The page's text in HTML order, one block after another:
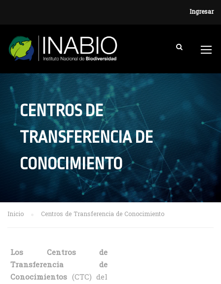
Ingresar
CENTROS DE
TRANSFERENCIA DE
CONOCIMIENTO
Inicio Centros de Transferencia de Conocimiento
Los Centros de
Transferencia de
Conocimientos (CTC) del